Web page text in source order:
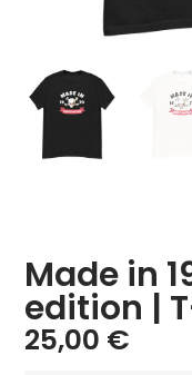
Made in
edition |
25,00 €